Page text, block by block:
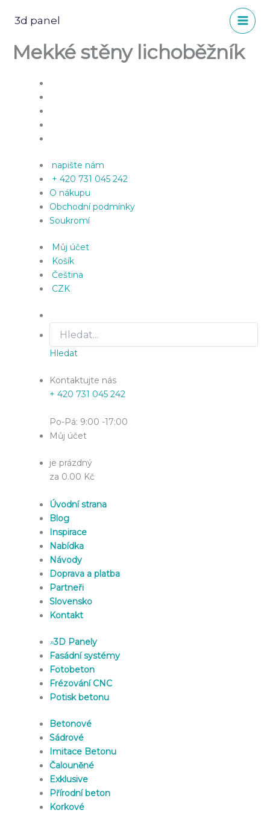
3d panel
Mekké stěny lichoběžník
napište nám
+ 420 731 045 242
O nákupu
Obchodní podmínky
Soukromí
Můj účet
Košík
Čeština
CZK
Hledat
Kontaktujte nás
+ 420 731 045 242
Po-Pá: 9:00 -17:00
Můj účet
je prázdný
za 0.00 Kč
Úvodní strana
Blog
Inspirace
Nabídka
Návody
Doprava a platba
Partneři
Slovensko
Kontakt
»3D Panely
Fasádní systémy
Fotobeton
Frézování CNC
Potisk betonu
Betonové
Sádrové
Imitace Betonu
Čalouněné
Exklusive
Přírodní beton
Korkové